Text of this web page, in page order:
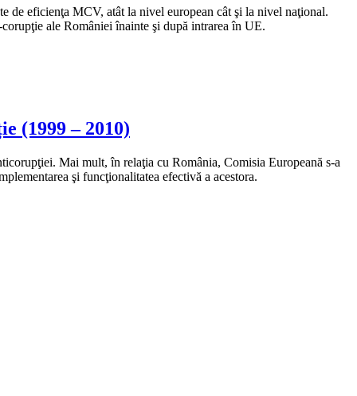
de eficienţa MCV, atât la nivel european cât şi la nivel naţional.
ale României înainte şi după intrarea în UE.
(1999 – 2010)
Mai mult, în relaţia cu România, Comisia Europeană s-a
şi funcţionalitatea efectivă a acestora.